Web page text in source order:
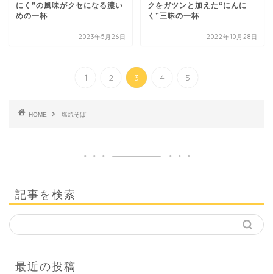
にく”の風味がクセになる濃い
めの一杯
2023年5月26日
クをガツンと加えた“にんに
く”三昧の一杯
2022年10月28日
1 2 3 4 5
HOME 塩焼そば
記事を検索
最近の投稿